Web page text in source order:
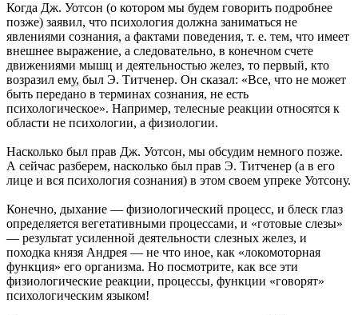
Когда Дж. Уотсон (о котором мы будем говорить подробнее
позже) заявил, что психология должна заниматься не
явлениями сознания, а фактами поведения, т. е. тем, что имеет
внешнее выражение, а следовательно, в конечном счете
движениями мышц и деятельностью желез, то первый, кто
возразил ему, был Э. Титченер. Он сказал: «Все, что не может
быть передано в терминах сознания, не есть
психологическое». Например, телесные реакции относятся к
области не психологии, а физиологии.
Насколько был прав Дж. Уотсон, мы обсудим немного позже.
А сейчас разберем, насколько был прав Э. Титченер (а в его
лице и вся психология сознания) в этом своем упреке Уотсону.
Конечно, дыхание — физиологический процесс, и блеск глаз
определяется вегетативными процессами, и «готовые слезы»
— результат усиленной деятельности слезных желез, и
походка князя Андрея — не что иное, как «локомоторная
функция» его организма. Но посмотрите, как все эти
физиологические реакции, процессы, функции «говорят»
психологическим языком!